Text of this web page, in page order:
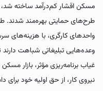
مسکن اقشار کم‌درآمد ساخته شد،
طرح‌های حمایتی بهره‌مند
واحدهای کارگری، با هزینه‌های
وعده‌هایی تبلیغاتی شباهت دارند
غیاب برنامه‌ریزی مؤثر، بازار
نیروی کار، از حق اولیه خود